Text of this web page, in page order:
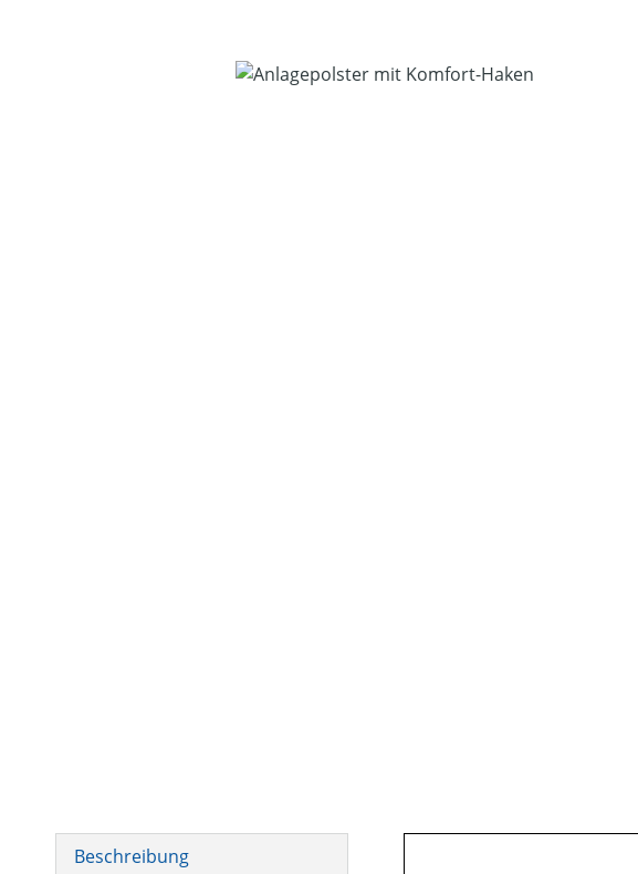
Bildergalerie überspringen
Beschreibung